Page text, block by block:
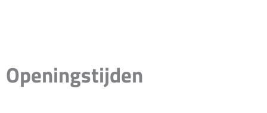
Openingstijden